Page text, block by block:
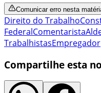
Comunicar erro nesta
Direito do Trabalho
FederalComentarista
TrabalhistasEmpregador
Compartilhe esta